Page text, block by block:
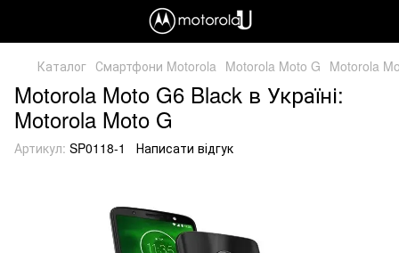
Каталог Смартфони Motorola Motorola Moto G Motorola
Motorola Moto G6 Black в Україні:
Motorola Moto G
Артикул: SP0118-1 Написати відгук